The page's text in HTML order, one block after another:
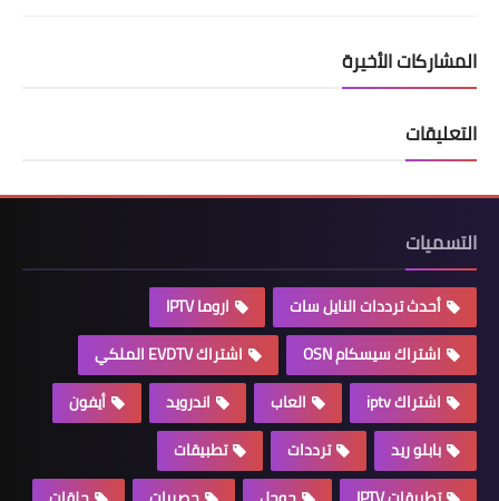
المشاركات الأخيرة
التعليقات
التسميات
أحدث ترددات النايل سات
اروما IPTV
اشتراك سيسكام OSN
اشتراك EVDTV الملكي
اشتراك iptv
العاب اندرويد
أيفون
بابلو ريد
ترددات
تطبيقات